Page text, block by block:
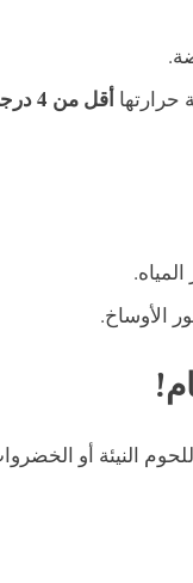
أقل من 4 درجات مئوية
الأوساخ.
النيئة أو